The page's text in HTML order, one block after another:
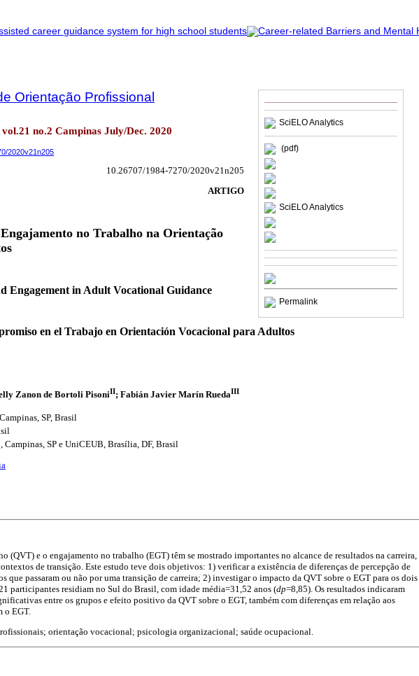
SciELO Analytics
(pdf)
SciELO Analytics
Permalink
Orientação Profissional
no.2 Campinas July/Dec. 2020
2020v21n205
10.26707/1984-7270/2020v21n205
ARTIGO
no Trabalho na Orientação
Engagement in Adult Vocational Guidance
en el Trabajo en Orientación Vocacional para Adultos
Zanon de Bortoli PisoniII; Fabián Javier Marín RuedaIII
SP, Brasil
Campinas, SP e UniCEUB, Brasília, DF, Brasil
(QVT) e o engajamento no trabalho (EGT) têm se mostrado importantes no alcance de resultados na carreira,
de transição. Este estudo teve dois objetivos: 1) verificar a existência de diferenças de percepção de
que passaram ou não por uma transição de carreira; 2) investigar o impacto da QVT sobre o EGT para os dois
participantes residiam no Sul do Brasil, com idade média=31,52 anos (dp=8,85). Os resultados indicaram
entre os grupos e efeito positivo da QVT sobre o EGT, também com diferenças em relação aos
o EGT.
orientação vocacional; psicologia organizacional; saúde ocupacional.